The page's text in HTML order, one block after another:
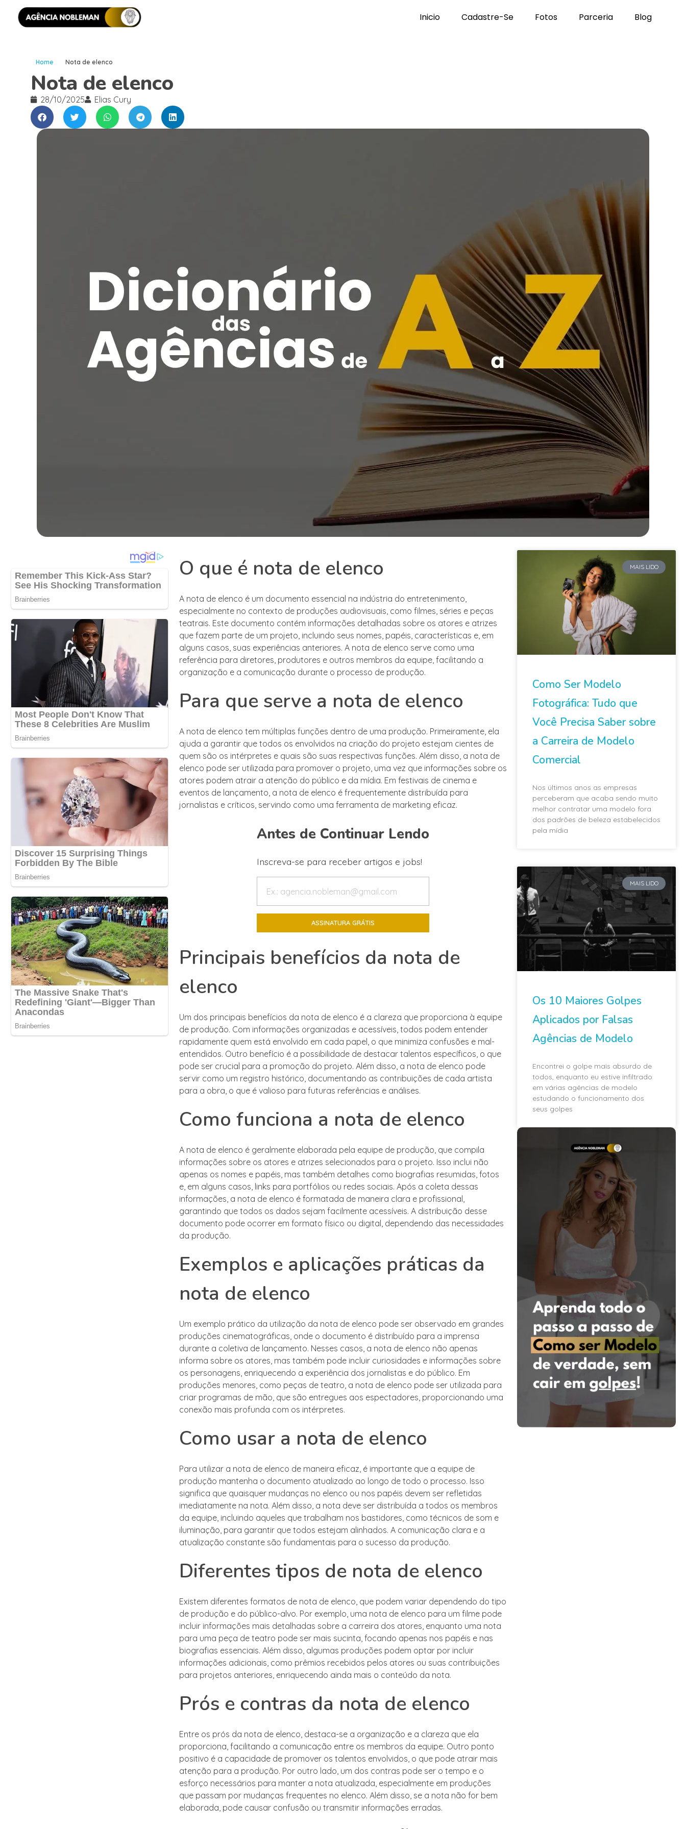
Inicio Cadastre-Se Fotos Parceria Blog
Home Nota de elenco
Nota de elenco
28/10/2025 Elias Cury
O que é nota de elenco
A nota de elenco é um documento essencial na indústria do entretenimento,
especialmente no contexto de produções audiovisuais, como filmes, séries e peças
teatrais. Este documento contém informações detalhadas sobre os atores e atrizes
que fazem parte de um projeto, incluindo seus nomes, papéis, características e, em
alguns casos, suas experiências anteriores. A nota de elenco serve como uma
referência para diretores, produtores e outros membros da equipe, facilitando a
organização e a comunicação durante o processo de produção.
Para que serve a nota de elenco
A nota de elenco tem múltiplas funções dentro de uma produção. Primeiramente, ela
ajuda a garantir que todos os envolvidos na criação do projeto estejam cientes de
quem são os intérpretes e quais são suas respectivas funções. Além disso, a nota de
elenco pode ser utilizada para promover o projeto, uma vez que informações sobre os
atores podem atrair a atenção do público e da mídia. Em festivais de cinema e
eventos de lançamento, a nota de elenco é frequentemente distribuída para
jornalistas e críticos, servindo como uma ferramenta de marketing eficaz.
Antes de Continuar Lendo
Inscreva-se para receber artigos e jobs!
Principais benefícios da nota de
elenco
Um dos principais benefícios da nota de elenco é a clareza que proporciona à equipe
de produção. Com informações organizadas e acessíveis, todos podem entender
rapidamente quem está envolvido em cada papel, o que minimiza confusões e mal-
entendidos. Outro benefício é a possibilidade de destacar talentos específicos, o que
pode ser crucial para a promoção do projeto. Além disso, a nota de elenco pode
servir como um registro histórico, documentando as contribuições de cada artista
para a obra, o que é valioso para futuras referências e análises.
Como funciona a nota de elenco
A nota de elenco é geralmente elaborada pela equipe de produção, que compila
informações sobre os atores e atrizes selecionados para o projeto. Isso inclui não
apenas os nomes e papéis, mas também detalhes como biografias resumidas, fotos
e, em alguns casos, links para portfólios ou redes sociais. Após a coleta dessas
informações, a nota de elenco é formatada de maneira clara e profissional,
garantindo que todos os dados sejam facilmente acessíveis. A distribuição desse
documento pode ocorrer em formato físico ou digital, dependendo das necessidades
da produção.
Exemplos e aplicações práticas da
nota de elenco
Um exemplo prático da utilização da nota de elenco pode ser observado em grandes
produções cinematográficas, onde o documento é distribuído para a imprensa
durante a coletiva de lançamento. Nesses casos, a nota de elenco não apenas
informa sobre os atores, mas também pode incluir curiosidades e informações sobre
os personagens, enriquecendo a experiência dos jornalistas e do público. Em
produções menores, como peças de teatro, a nota de elenco pode ser utilizada para
criar programas de mão, que são entregues aos espectadores, proporcionando uma
conexão mais profunda com os intérpretes.
Como usar a nota de elenco
Para utilizar a nota de elenco de maneira eficaz, é importante que a equipe de
produção mantenha o documento atualizado ao longo de todo o processo. Isso
significa que quaisquer mudanças no elenco ou nos papéis devem ser refletidas
imediatamente na nota. Além disso, a nota deve ser distribuída a todos os membros
da equipe, incluindo aqueles que trabalham nos bastidores, como técnicos de som e
iluminação, para garantir que todos estejam alinhados. A comunicação clara e a
atualização constante são fundamentais para o sucesso da produção.
Diferentes tipos de nota de elenco
Existem diferentes formatos de nota de elenco, que podem variar dependendo do tipo
de produção e do público-alvo. Por exemplo, uma nota de elenco para um filme pode
incluir informações mais detalhadas sobre a carreira dos atores, enquanto uma nota
para uma peça de teatro pode ser mais sucinta, focando apenas nos papéis e nas
biografias essenciais. Além disso, algumas produções podem optar por incluir
informações adicionais, como prêmios recebidos pelos atores ou suas contribuições
para projetos anteriores, enriquecendo ainda mais o conteúdo da nota.
Prós e contras da nota de elenco
Entre os prós da nota de elenco, destaca-se a organização e a clareza que ela
proporciona, facilitando a comunicação entre os membros da equipe. Outro ponto
positivo é a capacidade de promover os talentos envolvidos, o que pode atrair mais
atenção para a produção. Por outro lado, um dos contras pode ser o tempo e o
esforço necessários para manter a nota atualizada, especialmente em produções
que passam por mudanças frequentes no elenco. Além disso, se a nota não for bem
elaborada, pode causar confusão ou transmitir informações erradas.
MAIS LIDO
Como Ser Modelo
Fotográfica: Tudo que
Você Precisa Saber sobre
a Carreira de Modelo
Comercial
Nos últimos anos as empresas
perceberam que acaba sendo muito
melhor contratar uma modelo fora
dos padrões de beleza estabelecidos
pela mídia
MAIS LIDO
Os 10 Maiores Golpes
Aplicados por Falsas
Agências de Modelo
Encontrei o golpe mais absurdo de
todos, enquanto eu estive infiltrado
em várias agências de modelo
estudando o funcionamento dos
seus golpes